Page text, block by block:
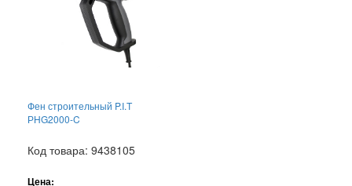
Фен строительный P.I.T
РHG2000-C
Код товара: 9438105
Цена: